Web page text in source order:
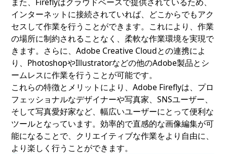
インターネットに接続されていれば、どこからでもアク
セスして作業を行うことができます。これにより、作業
の場所に制約されることなく、柔軟な作業環境を実現で
きます。さらに、Adobe Creative Cloudとの連携によ
り、PhotoshopやIllustratorなどの他のAdobe製品とシ
ームレスに作業を行うことが可能です。
これらの特徴とメリットにより、Adobe Fireflyは、プロ
フェッショナルなデザイナーや写真家、SNSユーザー、
そして写真愛好家など、幅広いユーザーにとって便利な
ツールとなっています。効率的で直感的な画像編集が可
能になることで、クリエイティブな作業をより自由に、
より楽しく行うことができます。